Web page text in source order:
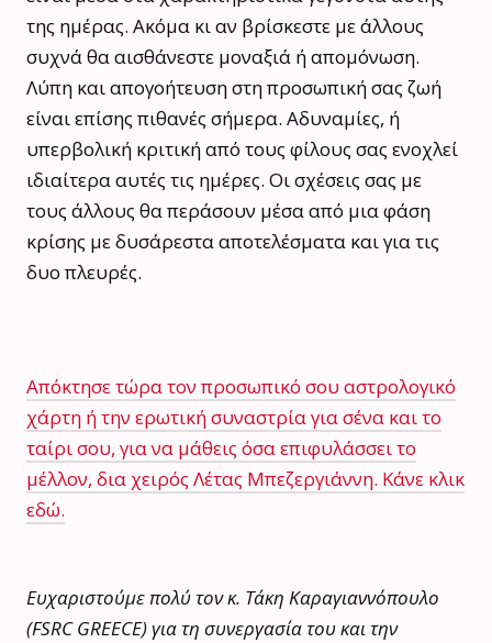
της ημέρας. Ακόμα κι αν βρίσκεστε με άλλους
συχνά θα αισθάνεστε μοναξιά ή απομόνωση.
Λύπη και απογοήτευση στη προσωπική σας ζωή
είναι επίσης πιθανές σήμερα. Αδυναμίες, ή
υπερβολική κριτική από τους φίλους σας ενοχλεί
ιδιαίτερα αυτές τις ημέρες. Οι σχέσεις σας με
τους άλλους θα περάσουν μέσα από μια φάση
κρίσης με δυσάρεστα αποτελέσματα και για τις
δυο πλευρές.
Απόκτησε τώρα τον προσωπικό σου αστρολογικό
χάρτη ή την ερωτική συναστρία για σένα και το
ταίρι σου, για να μάθεις όσα επιφυλάσσει το
μέλλον, δια χειρός Λέτας Μπεζεργιάννη. Κάνε κλικ
εδώ.
Ευχαριστούμε πολύ τον κ. Τάκη Καραγιαννόπουλο
(FSRC GREECE) για τη συνεργασία του και την